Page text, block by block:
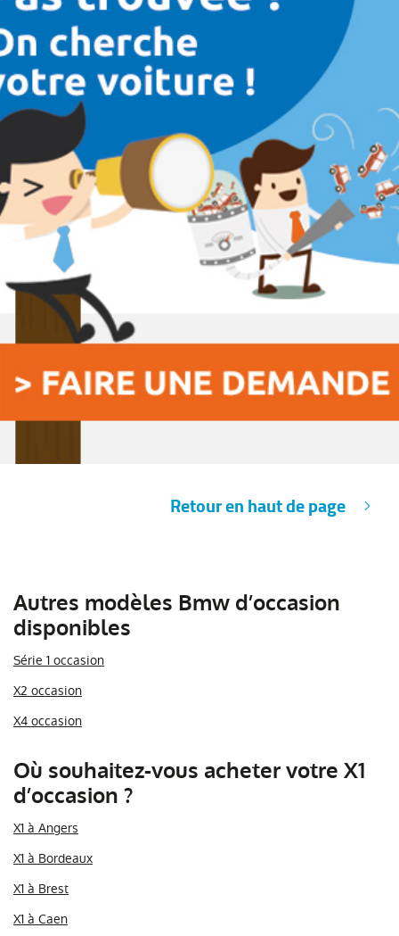
Retour en haut de page
Autres modèles Bmw d’occasion
disponibles
Série 1 occasion
X2 occasion
X4 occasion
Où souhaitez-vous acheter votre X1
d’occasion ?
X1 à Angers
X1 à Bordeaux
X1 à Brest
X1 à Caen